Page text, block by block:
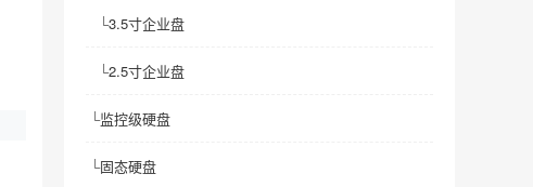
└3.5寸企业盘
└2.5寸企业盘
└监控级硬盘
└固态硬盘